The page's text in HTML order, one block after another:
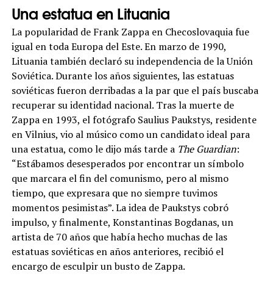
Una estatua en Lituania
La popularidad de Frank Zappa en Checoslovaquia fue
igual en toda Europa del Este. En marzo de 1990,
Lituania también declaró su independencia de la Unión
Soviética. Durante los años siguientes, las estatuas
soviéticas fueron derribadas a la par que el país buscaba
recuperar su identidad nacional. Tras la muerte de
Zappa en 1993, el fotógrafo Saulius Paukstys, residente
en Vilnius, vio al músico como un candidato ideal para
una estatua, como le dijo más tarde a The Guardian:
“Estábamos desesperados por encontrar un símbolo
que marcara el fin del comunismo, pero al mismo
tiempo, que expresara que no siempre tuvimos
momentos pesimistas”. La idea de Paukstys cobró
impulso, y finalmente, Konstantinas Bogdanas, un
artista de 70 años que había hecho muchas de las
estatuas soviéticas en años anteriores, recibió el
encargo de esculpir un busto de Zappa.